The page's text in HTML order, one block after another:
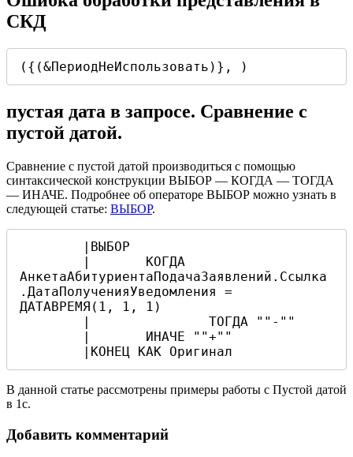
СКД
({(&ПериодНеИспользовать)}, )
пустая дата в запросе. Сравнение с
пустой датой.
Сравнение с пустой датой производиться с помощью
синтаксической конструкции ВЫБОР — КОГДА — ТОГДА
— ИНАЧЕ. Подробнее об операторе ВЫБОР можно узнать в
следующей статье: ВЫБОР.
АнкетаАбитуриентаПодачаЗаявлений.Ссылка
.ДатаПолученияУведомления =
ДАТАВРЕМЯ(1, 1, 1)
	|КОНЕЦ КАК Оригинал
В данной статье рассмотрены примеры работы с Пустой датой
в 1с.
Добавить комментарий